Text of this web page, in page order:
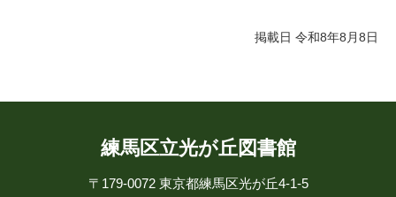
掲載日 令和8年8月8日
練馬区立光が丘図書館
〒179-0072 東京都練馬区光が丘4-1-5